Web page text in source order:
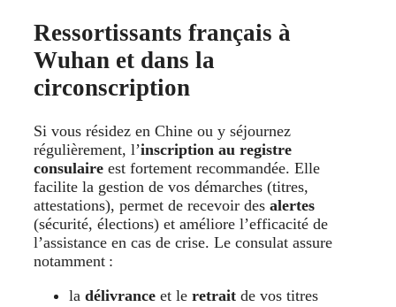
Ressortissants français à
Wuhan et dans la
circonscription
Si vous résidez en Chine ou y séjournez
régulièrement, l’inscription au registre
consulaire est fortement recommandée. Elle
facilite la gestion de vos démarches (titres,
attestations), permet de recevoir des alertes
(sécurité, élections) et améliore l’efficacité de
l’assistance en cas de crise. Le consulat assure
notamment :
la délivrance et le retrait de vos titres